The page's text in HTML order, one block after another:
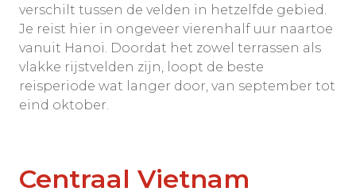
verschilt tussen de velden in hetzelfde gebied.
Je reist hier in ongeveer vierenhalf uur naartoe
vanuit Hanoi. Doordat het zowel terrassen als
vlakke rijstvelden zijn, loopt de beste
reisperiode wat langer door, van september tot
eind oktober.
Centraal Vietnam